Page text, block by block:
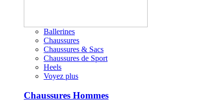
Ballerines
Chaussures
Chaussures & Sacs
Chaussures de Sport
Heels
Voyez plus
Chaussures Hommes